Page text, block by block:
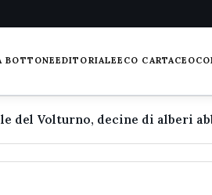
BOTTONEEDITORIALEECO CARTACEO